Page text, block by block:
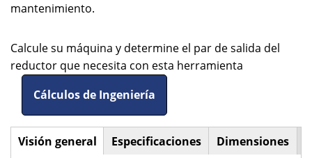
mantenimiento.
Calcule su máquina y determine el par de salida del
reductor que necesita con esta herramienta
Cálculos de Ingeniería
Horizontal
Visión general (solapa
Especificaciones Dimensiones